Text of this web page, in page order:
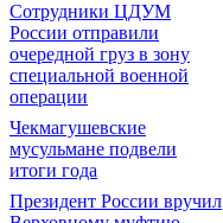
Сотрудники ЦДУМ
России отправили
очередной груз в зону
специальной военной
операции
Чекмагушевские
мусульмане подвели
итоги года
Президент России вручил